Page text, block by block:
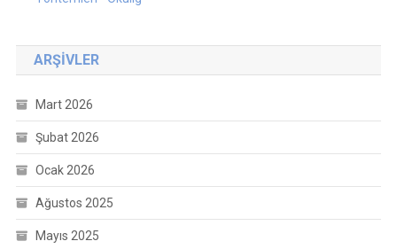
ARŞIVLER
Mart 2026
Şubat 2026
Ocak 2026
Ağustos 2025
Mayıs 2025